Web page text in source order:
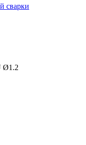
сварки
Ø1.2